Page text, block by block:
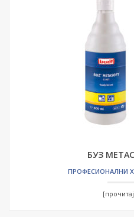
БУЗ
ПРОФЕСИОНАЛНИ